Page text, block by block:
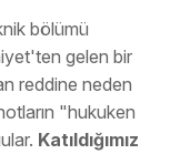
bölümü
gelen bir
reddine neden
"hukuken
Katıldığımız